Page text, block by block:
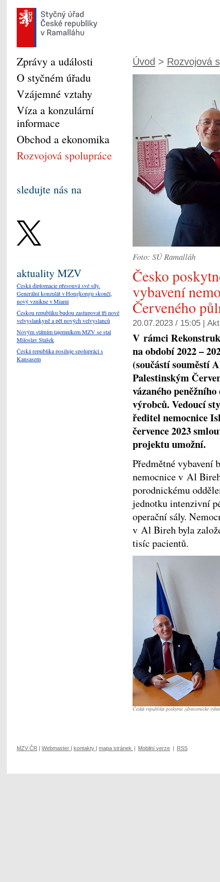
Úvod > Rozvojová
Foto: SÚ Ramalláh
Česko
vybavení
Červeného
20.07.2023 / 15:05 |
V rámci
na období 2022 –
(součástí souměstí
Palestinským
vázaného
výrobců. Vedoucí
ředitel nemocnice
července 2023
projektu umožní.
Předmětné vybavení
nemocnice v Al
porodnickému
jednotku intenzivní
operační sály.
v Al Bireh byla
tisíc pacientů.
Česká republika poskytne zdravotnické
Zprávy a události
O styčném úřadu
Vzájemné vztahy
Víza a konzulární
informace
Obchod a ekonomika
Rozvojová spolupráce
sledujte nás na
aktuality MZV
Česká diplomacie přesouvá své síly.
Generální konzulát v Hongkongu skončí,
nový vznikne v Miami
Českou republiku budou zastupovat tři nové
velvyslankyně a pět nových velvyslanců
Novým státním tajemníkem MZV se stal
Miloslav Stašek
Česká republika posiluje spolupráci s
Kansasem
MZV ČR | Webmaster | kontakty | mapa stránek | Mobilní verze | RSS